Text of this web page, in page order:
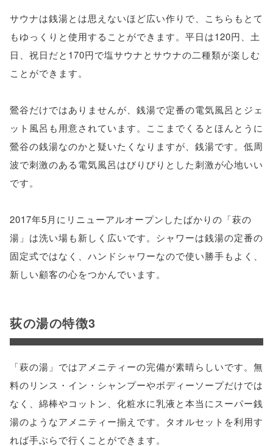
サウナは銭湯とは思えないほど広い作りで、こちらもとて
もゆっくりと使用することができます。平日は120円、土
日、祝日だと170円で塩サウナとサウナの二種類が楽しむ
ことができます。
鶯谷だけではありませんが、銭湯で定番の電気風呂とジェ
ット風呂も用意されています。ここまでくるとほんとうに
鶯谷の銭湯なのかと疑いたくなりますが、銭湯です。低周
波で刺激のある電気風呂はびりびりとした刺激が心地いい
です。
2017年5月にリニューアルオープンしたばかりの「萩の
湯」は洗い場も新しく広いです。シャワーは銭湯の定番の
固定式ではなく、ハンドシャワーなので使い勝手もよく、
新しい顧客の心をつかんでいます。
荻の湯の特徴3
「萩の湯」ではアメニティーの完備が素晴らしいです。無
料のリンス・イン・シャンプーやボディーソープだけでは
なく、綿棒やコットン、化粧水に乳液と本当にスーパー銭
湯のようなアメニティー揃えです。タオルセットを利用す
れば手ぶらで行くことができます。